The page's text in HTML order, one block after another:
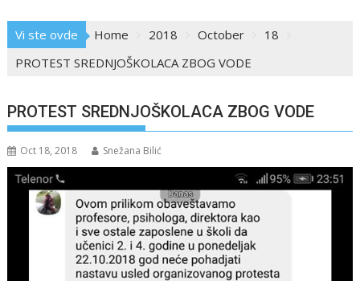
Vi ste ovde Home 2018 October
18
PROTEST SREDNJOŠKOLACA ZBOG VODE
PROTEST SREDNJOŠKOLACA ZBOG VODE
Oct 18, 2018 Snežana Bilić